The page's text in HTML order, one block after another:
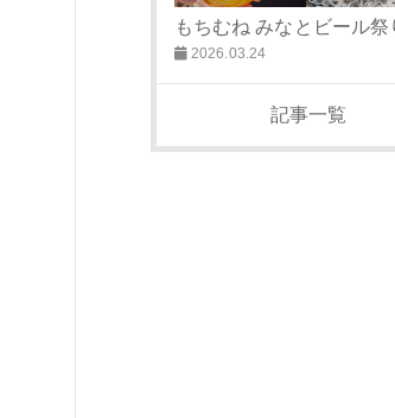
もちむね みなとビール祭
2026.03.24
記事一覧